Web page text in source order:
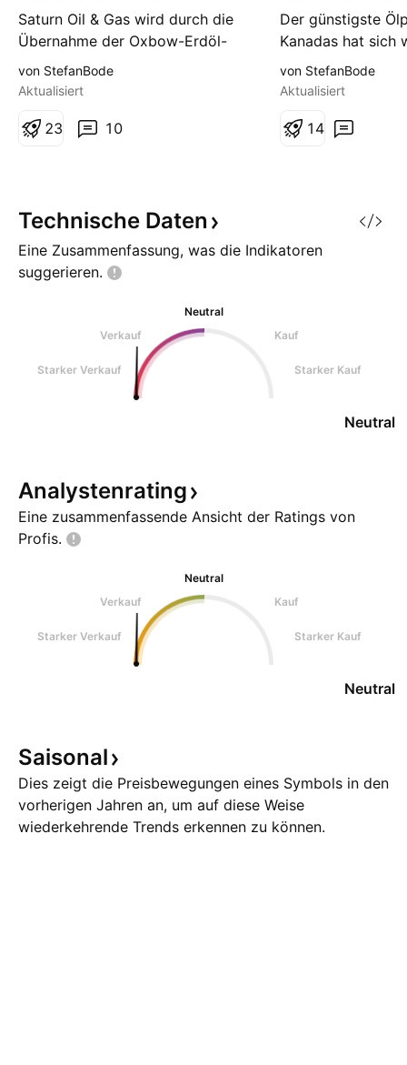
@SaturnMinSMI
Saturn Oil & Gas wird durch die
Übernahme der Oxbow-Erdöl-
Assets zum größten
Ölproduzenten von
Erdölproduktion ver-10-facht
auf Basis des CashFlows
zurückgezahlt werden kann
von StefanBode
Aktualisiert
10
23
Der günstigste
Kanadas hat sich
Ölkrise
wieder am
von 50% der
Schafft es aber
von StefanBode
Aktualisiert
1 4
Technische Daten
Eine Zusammenfassung, was die Indikatoren
suggerieren.
Neutral
Verkauf
Kauf
Starker Verkauf Starker Kauf
Neutral
Analystenrating
Eine zusammenfassende Ansicht der Ratings von
Profis.
Neutral
Verkauf
Kauf
Starker Verkauf Starker Kauf
Neutral
Saisonal
Dies zeigt die Preisbewegungen eines Symbols in den
vorherigen Jahren an, um auf diese Weise
wiederkehrende Trends erkennen zu können.